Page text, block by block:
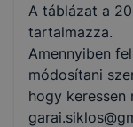
A táblázat a
tartalmazza.
Amennyiben
módosítani
hogy keressen